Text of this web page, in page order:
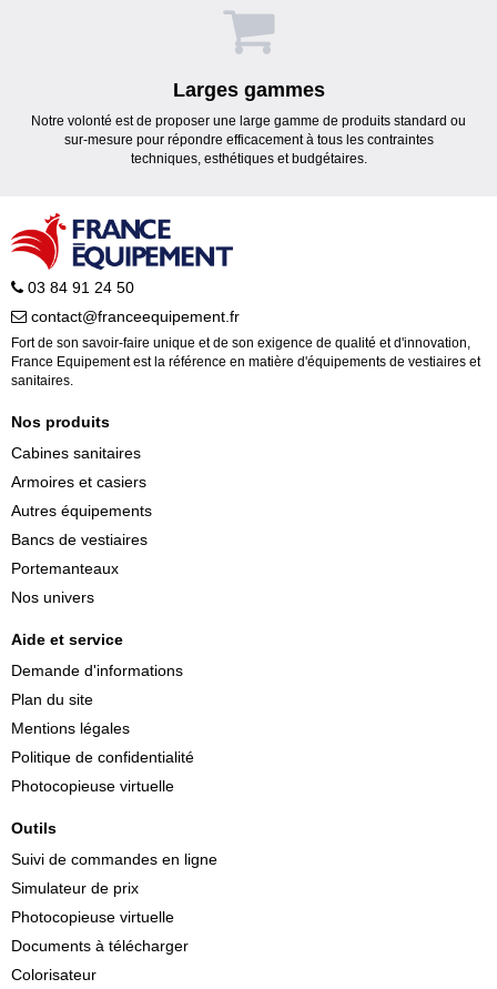
Larges gammes
Notre volonté est de proposer une large gamme de produits standard ou
sur-mesure pour répondre efficacement à tous les contraintes
techniques, esthétiques et budgétaires.
03 84 91 24 50
contact@franceequipement.fr
Fort de son savoir-faire unique et de son exigence de qualité et d'innovation,
France Equipement est la référence en matière d'équipements de vestiaires et
sanitaires.
Nos produits
Cabines sanitaires
Armoires et casiers
Autres équipements
Bancs de vestiaires
Portemanteaux
Nos univers
Aide et service
Demande d'informations
Plan du site
Mentions légales
Politique de confidentialité
Photocopieuse virtuelle
Outils
Suivi de commandes en ligne
Simulateur de prix
Photocopieuse virtuelle
Documents à télécharger
Colorisateur